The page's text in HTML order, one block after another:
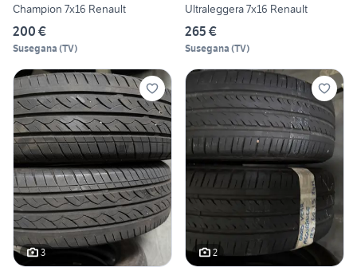
Champion 7x16 Renault
200 €
Susegana (TV)
Ultraleggera 7x16 Renault
265 €
Susegana (TV)
3 2